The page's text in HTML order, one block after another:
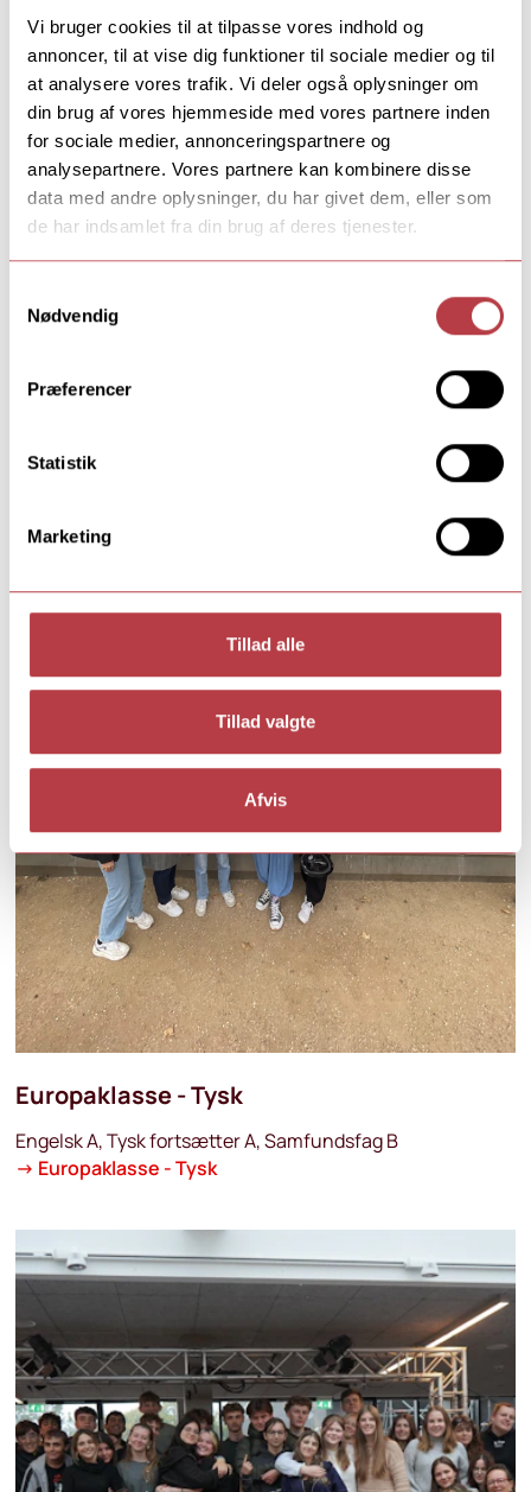
Vi bruger cookies til at tilpasse vores indhold og
annoncer, til at vise dig funktioner til sociale medier og til
at analysere vores trafik. Vi deler også oplysninger om
din brug af vores hjemmeside med vores partnere inden
for sociale medier, annonceringspartnere og
analysepartnere. Vores partnere kan kombinere disse
data med andre oplysninger, du har givet dem, eller som
de har indsamlet fra din brug af deres tjenester.
Nødvendig
Præferencer
Statistik
Marketing
Tillad alle
Tillad valgte
Afvis
Europaklasse - Fransk fortsætter
→Europaklasse - Fransk fortsætter
Europaklasse - Tysk
Engelsk A, Tysk fortsætter A, Samfundsfag B
→ Europaklasse - Tysk